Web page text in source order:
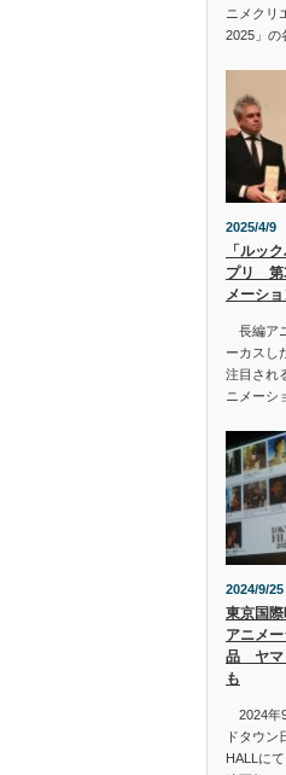
ニメクリ
2025」の
2025/4/9
「ルッ
プリ 第
メーシ
長編ア
ーカスし
注目され
ニメーシ
2024/9/25
東京国
アニメ
品 ヤマ
も
2024年
ドタウン
HALLに